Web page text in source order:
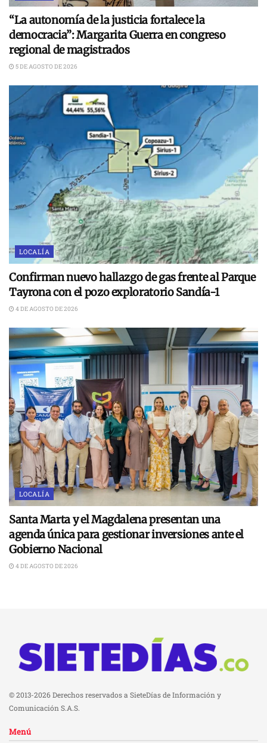
“La autonomía de la justicia fortalece la
democracia”: Margarita Guerra en congreso
regional de magistrados
5 DE AGOSTO DE 2026
LOCALÍA
Confirman nuevo hallazgo de gas frente al Parque
Tayrona con el pozo exploratorio Sandía-1
4 DE AGOSTO DE 2026
LOCALÍA
Santa Marta y el Magdalena presentan una
agenda única para gestionar inversiones ante el
Gobierno Nacional
4 DE AGOSTO DE 2026
© 2013-2026 Derechos reservados a SieteDías de Información y
Comunicación S.A.S.
Menú